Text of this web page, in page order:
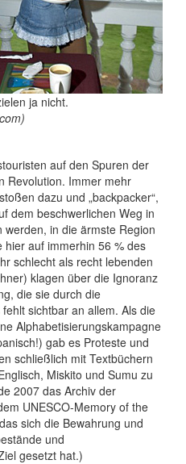
ja nicht.
auf den Spuren der
Revolution. Immer mehr
dazu und „backpacker“,
dem beschwerlichen Weg in
werden, in die ärmste Region
auf immerhin 56 % des
schlecht als recht lebenden
klagen über die Ignoranz
die sie durch die
sichtbar an allem. Als die
Alphabetisierungskampagne
gab es Proteste und
schließlich mit Textbüchern
Miskito und Sumu zu
2007 das Archiv der
UNESCO-Memory of the
sich die Bewahrung und
und
gesetzt hat.)